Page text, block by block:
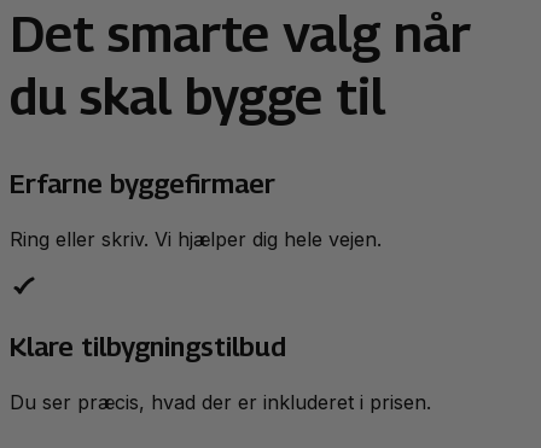
Det smarte valg når
du skal bygge til
Erfarne byggefirmaer
Ring eller skriv. Vi hjælper dig hele vejen.
Klare tilbygningstilbud
Du ser præcis, hvad der er inkluderet i prisen.